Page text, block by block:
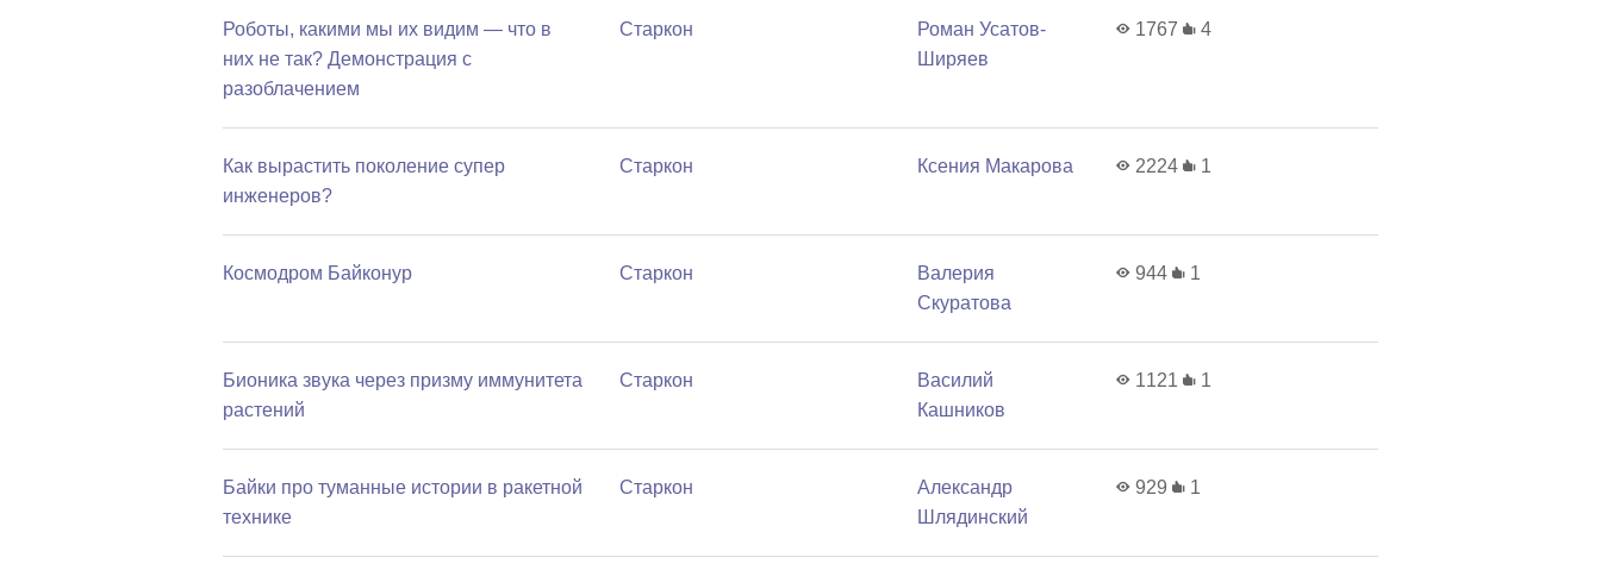
Роботы, какими мы их видим — что в
них не так? Демонстрация с
разоблачением
Старкон
Роман Усатов-
Ширяев
1767 4
Как вырастить поколение супер
инженеров?
Старкон Ксения Макарова 2224 1
Космодром Байконур Старкон
Валерия
Скуратова
944 1
Бионика звука через призму иммунитета
растений
Старкон
Василий
Кашников
1121 1
Байки про туманные истории в ракетной
технике
Старкон
Александр
Шлядинский
929 1